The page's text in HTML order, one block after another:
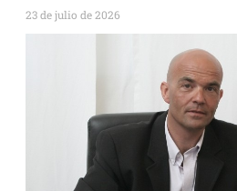
23 de julio de 2026